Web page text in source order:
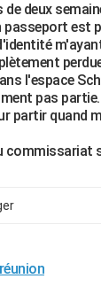
deux
passeport est
l'espace
pas partie.
partir quand
commissariat